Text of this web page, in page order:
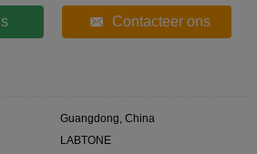
Contacteer ons
Guangdong, China
LABTONE